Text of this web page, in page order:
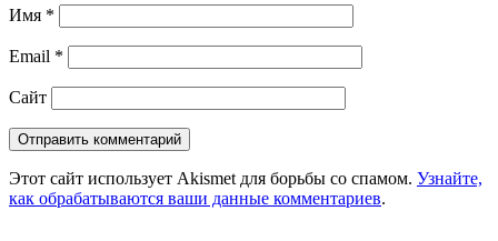
Имя *
Email *
Сайт
Этот сайт использует Akismet для борьбы со спамом. Узнайте,
как обрабатываются ваши данные комментариев.